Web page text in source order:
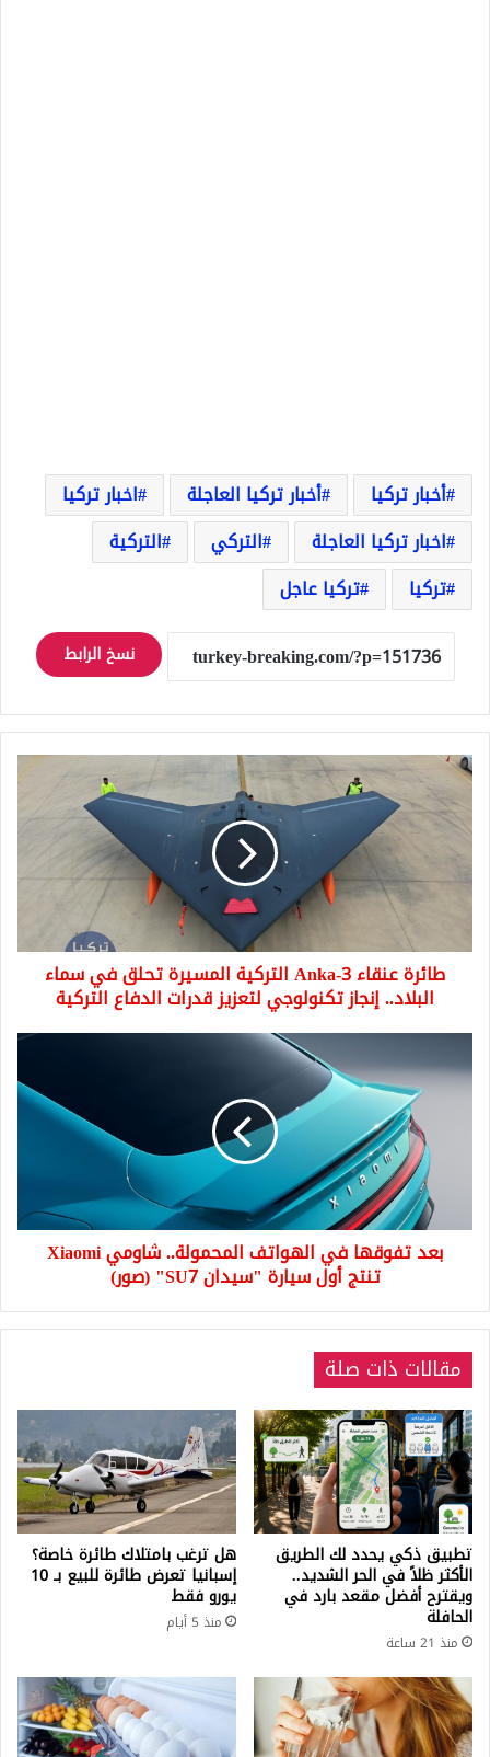
أخبار تركيا أخبار تركيا العاجلة
اخبار تركيا
اخبار تركيا العاجلة
التركي
التركية
تركيا
تركيا عاجل
نسخ الرابط
طائرة
عنقاء
Anka-
3
التركية
المسيرة
سماء
البلاد..
لتعزيز
قدرات
الدفاع
طائرة عنقاء Anka-3 التركية المسيرة تحلق في سماء
البلاد.. إنجاز تكنولوجي لتعزيز قدرات الدفاع التركية
تفوقها
في
المحمولة..
شاومي
أول
سيارة
(صور)
بعد تفوقها في الهواتف المحمولة.. شاومي Xiaomi
تنتج أول سيارة "سيدان SU7" (صور)
مقالات ذات صلة
تطبيق ذكي يحدد لك الطريق
الأكثر ظلاً في الحر الشديد..
ويقترح أفضل مقعد بارد في
الحافلة
منذ 21 ساعة
هل ترغب بامتلاك طائرة خاصة؟
إسبانيا تعرض طائرة للبيع بـ 10
يورو فقط
منذ 5 أيام